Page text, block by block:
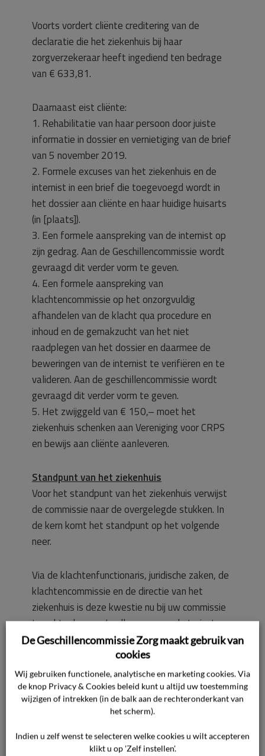
Voorts vordert cliënte creditering van de
declaratie die het ziekenhuis bij haar
zorgverzekeraar heeft ingediend ten bedrage
van € 633,81.
Daarnaast eist cliënte:
1. Rehabilitatie van haar persoon door juiste
informatie in dossier en vernietiging van de brief
van 5 november 2019.
2. Formele excuses van het ziekenhuis en de
internist in een brief die toegevoegd wordt in
het dossier aan cliënte en haar huidige huisarts
(in [plaats]).
3. Een formele aanspreking van de internist op
zijn gedrag. Aan de Geschillencommissie wordt
gevraagd dit verder vorm te geven.
4. Een formele aanspreking van
klachtencommissie op het onzorgvuldig
afhandelen van de klacht qua procedure en
inhoud en de gemakzucht van het niet
raadplegen van het dossier en daarmee de
beweringen van de internist te verifiëren en te
valideren. Aan de geschillencommissie wordt
gevraagd dit verder vorm te geven.
5. Het zwijggeld van € 150,– moet het
ziekenhuis schenken aan Vereniging voor CRPS
en bewijs aan cliënte aanleveren.
Standpunt van het ziekenhuis
Voor het standpunt van het ziekenhuis verwijst
de commissie naar de overgelegde stukken. In
de kern komt het standpunt op het volgende
neer.
Via de klachtenfunctionaris, juridische zaken, de
klachtencommissie en de directie van het
ziekenhuis is deze kwestie nu bij uw commissie
terechtgekomen. In alle voornoemde trajecten
is ruim aandacht besteed aan de gang van
zaken en is er ook over gecommuniceerd met
cliënte. Helaas heeft dit de onvrede bij haar niet
kunnen wegnemen. Het is inderdaad juist dat de
behandeling van de klacht langer heeft geduurd
dan gebruikelijk. Overigens is er wel contact
geweest tussen de secretaris van de
klachtencommissie en cliënte over de
De Geschillencommissie Zorg maakt gebruik van
cookies
Wij gebruiken functionele, analytische en marketing cookies. Via
de knop Privacy & Cookies beleid kunt u altijd uw toestemming
wijzigen of intrekken (in de balk aan de rechteronderkant van
het scherm).
Indien u zelf wenst te selecteren welke cookies u wilt accepteren
klikt u op 'Zelf instellen'.